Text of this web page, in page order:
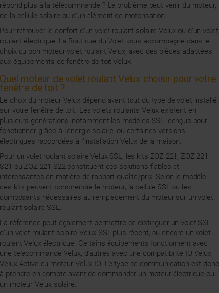
répond plus à la télécommande ? Le problème peut venir du moteur,
de la cellule solaire ou d’un élément de motorisation.
Pour retrouver le confort d’un volet roulant solaire Velux ou d’un volet
roulant électrique, La Boutique du Volet vous accompagne dans le
choix du bon moteur volet roulant Velux, avec des pièces adaptées
aux équipements de fenêtre de toit Velux.
Quel moteur de volet roulant Velux choisir pour votre
fenêtre de toit ?
Le choix du moteur Velux dépend avant tout du type de volet installé
sur votre fenêtre de toit. Les volets roulants Velux existent en
plusieurs générations, notamment les modèles SSL, conçus pour
fonctionner grâce à l’énergie solaire, ou certaines versions
électriques raccordées à l’installation Velux de la maison.
Pour un volet roulant solaire Velux SSL, les kits ZOZ 221, ZOZ 221
S21 ou ZOZ 221 S22 constituent des solutions fiables et
intéressantes en matière de rapport qualité/prix. Selon le modèle,
ces kits peuvent comprendre le moteur, la cellule SSL ou les
composants nécessaires au remplacement du moteur sur un volet
roulant solaire SSL.
La référence peut également permettre de distinguer un volet SSL
d’un volet roulant solaire Velux SSL plus récent, ou encore un volet
roulant Velux électrique. Certains équipements fonctionnent avec
une télécommande Velux, d’autres avec une compatibilité IO Velux,
Velux Active ou moteur Velux IO. Le type de communication est donc
à prendre en compte avant de commander un moteur électrique ou
un moteur Velux solaire.